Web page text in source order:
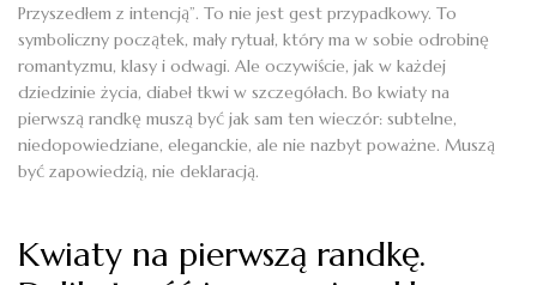
Przyszedłem z intencją”. To nie jest gest przypadkowy. To
symboliczny początek, mały rytuał, który ma w sobie odrobinę
romantyzmu, klasy i odwagi. Ale oczywiście, jak w każdej
dziedzinie życia, diabeł tkwi w szczegółach. Bo kwiaty na
pierwszą randkę muszą być jak sam ten wieczór: subtelne,
niedopowiedziane, eleganckie, ale nie nazbyt poważne. Muszą
być zapowiedzią, nie deklaracją.
Kwiaty na pierwszą randkę.